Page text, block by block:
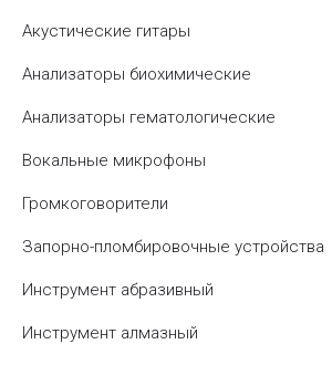
Акустические гитары
Анализаторы биохимические
Анализаторы гематологические
Вокальные микрофоны
Громкоговорители
Запорно-пломбировочные устройства
Инструмент абразивный
Инструмент алмазный